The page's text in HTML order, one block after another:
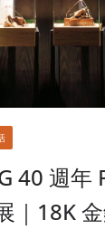
40 週
｜18K